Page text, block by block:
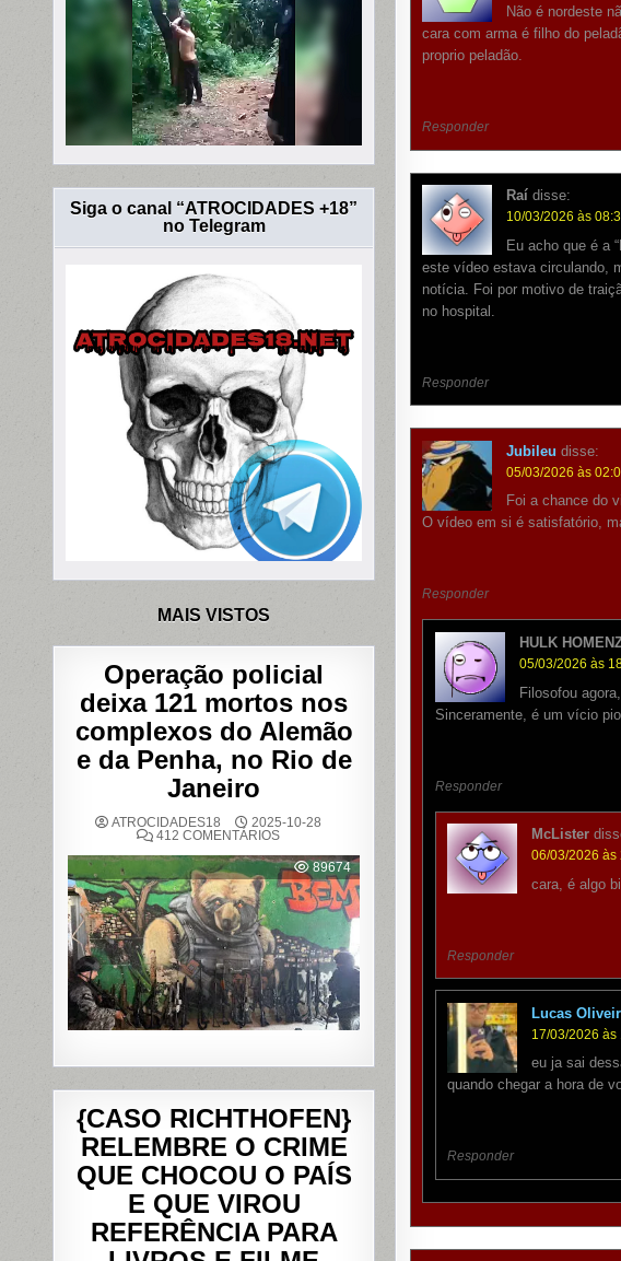
Não é nordeste
cara com arma é filho do
proprio peladão.
Responder
Raí disse:
10/03/2026 às
Eu acho que é a
este vídeo estava circulando,
notícia. Foi por motivo de
no hospital.
Responder
Jubileu disse:
05/03/2026 às
Foi a chance do
O vídeo em si é satisfatório,
Responder
HULK
05/03/2026 às
Filosofou
Sinceramente, é um vício
Responder
McLister
06/03/2026 às
cara, é algo
Responder
Lucas
17/03/2026 às
eu ja sai
quando chegar a hora de
Responder
Siga o canal “ATROCIDADES +18”
no Telegram
MAIS VISTOS
Operação policial
deixa 121 mortos nos
complexos do Alemão
e da Penha, no Rio de
Janeiro
ATROCIDADES18
2025-10-28
412 COMENTÁRIOSEM
POLICIAL
DEIXA
121
MORTOS
NOS
COMPLEXOS
DO
ALEMÃO
E
DA
PENHA,
NO
RIO
DE
89674
{CASO RICHTHOFEN}
RELEMBRE O CRIME
QUE CHOCOU O PAÍS
E QUE VIROU
REFERÊNCIA PARA